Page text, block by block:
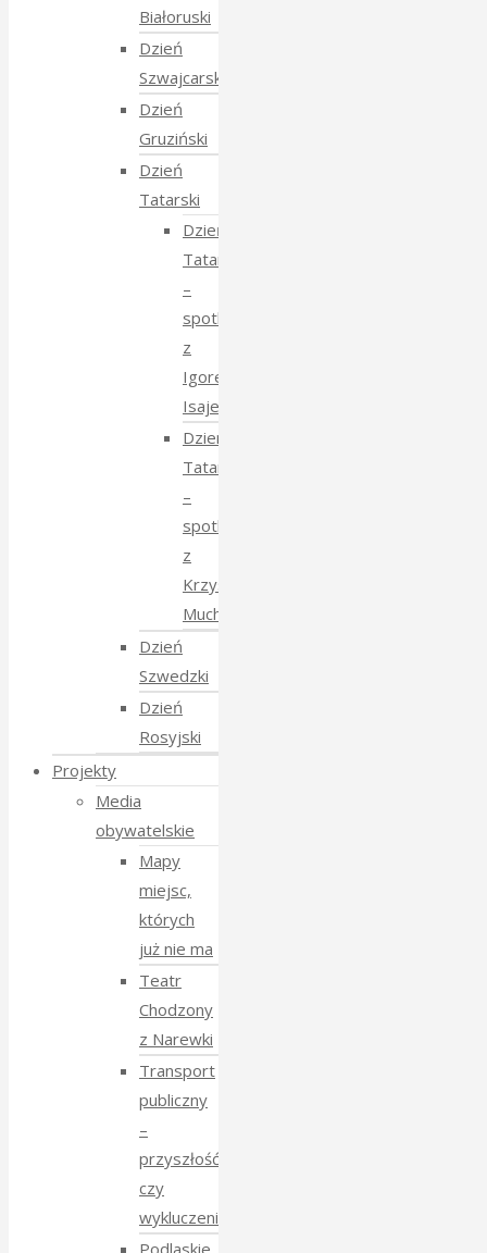
Białoruski
Dzień
Szwajcarski
Dzień
Gruziński
Dzień
Tatarski
Dzień
Tatarski
–
spotkanie
z
Igorem
Isajewem
Dzien
Tatarski
–
spotkanie
z
Krzysztofem
Mucharskim
Dzień
Szwedzki
Dzień
Rosyjski
Projekty
Media
obywatelskie
Mapy
miejsc,
których
już nie ma
Teatr
Chodzony
z Narewki
Transport
publiczny
–
przyszłość
czy
wykluczenie?